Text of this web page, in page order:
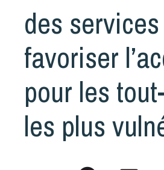
des
favoriser
pour les
les plus